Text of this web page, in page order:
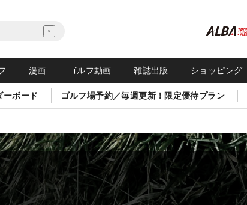
漫画 ゴルフ動画 雑誌出版 ショッピング
ボード ゴルフ場予約／毎週更新！限定優待プラン